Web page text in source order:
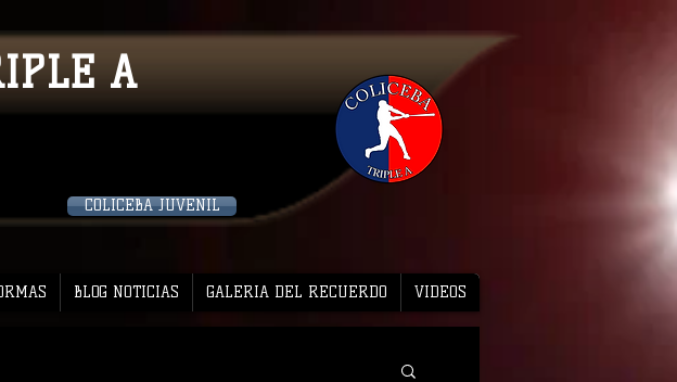
A
COLICEBA JUVENIL
BLOG NOTICIAS GALERIA DEL RECUERDO VIDEOS